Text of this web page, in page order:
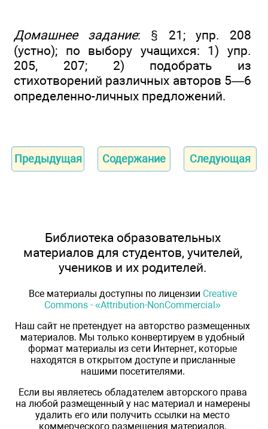
Домашнее задание: § 21; упр. 208
(устно); по выбору учащихся: 1) упр.
205, 207; 2) подобрать из
стихотворений различных авторов 5—6
определенно-личных предложений.
Предыдущая Содержание Следующая
Библиотека образовательных
материалов для студентов, учителей,
учеников и их родителей.
Все материалы доступны по лицензии Creative
Commons - «Attribution-NonCommercial»
Наш сайт не претендует на авторство размещенных
материалов. Мы только конвертируем в удобный
формат материалы из сети Интернет, которые
находятся в открытом доступе и присланные
нашими посетителями.
Если вы являетесь обладателем авторского права
на любой размещенный у нас материал и намерены
удалить его или получить ссылки на место
коммерческого размещения материалов,